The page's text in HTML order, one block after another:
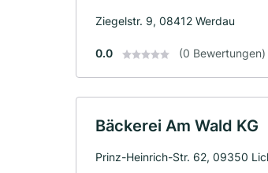
Ziegelstr. 9, 08412 Werdau
0.0 (0 Bewertungen)
Bäckerei Am Wald KG
Prinz-Heinrich-Str. 62, 09350